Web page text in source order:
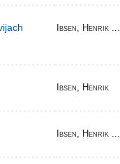
Ibsen, Henrik ...
Ibsen, Henrik
Ibsen, Henrik ...